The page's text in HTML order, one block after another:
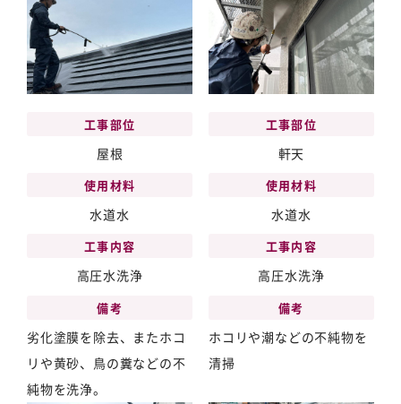
工事部位
屋根
使用材料
水道水
工事内容
高圧水洗浄
備考
劣化塗膜を除去、またホコ
リや黄砂、鳥の糞などの不
純物を洗浄。
工事部位
軒天
使用材料
水道水
工事内容
高圧水洗浄
備考
ホコリや潮などの不純物を
清掃